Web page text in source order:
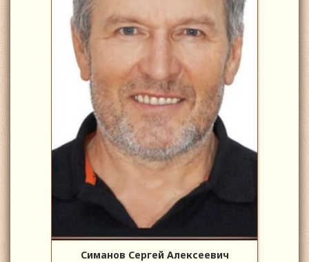
Симанов Сергей Алексеевич